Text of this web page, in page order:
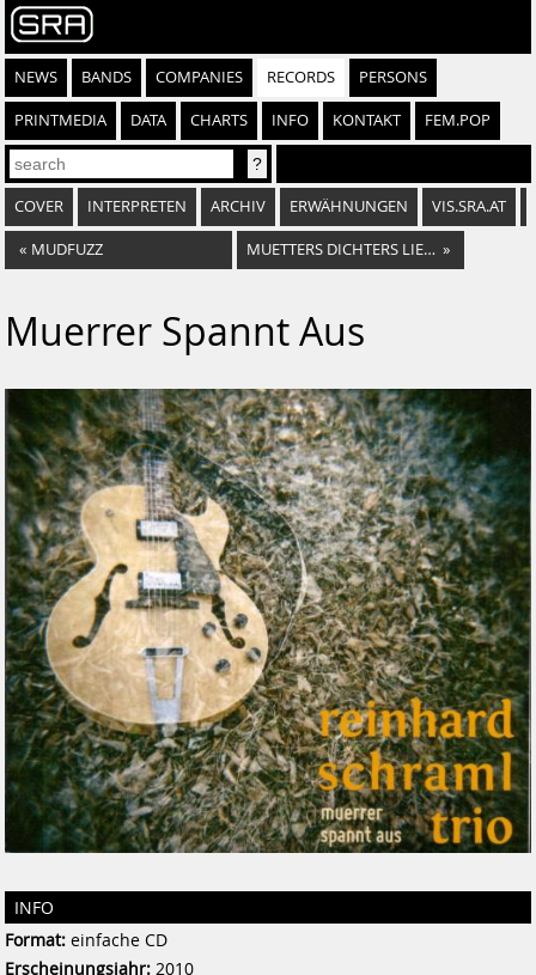
NEWS BANDS COMPANIES RECORDS PERSONS
PRINTMEDIA DATA CHARTS INFO KONTAKT FEM.POP
COVER INTERPRETEN ARCHIV ERWÄHNUNGEN VIS.SRA.AT
« MUDFUZZ MUETTERS DICHTERS LIEBE »
Muerrer Spannt Aus
INFO
Format: einfache CD
Erscheinungsjahr: 2010